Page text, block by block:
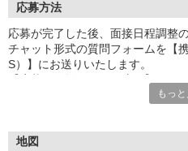
応募方法
応募が完了した後、面接日程調整
チャット形式の質問フォームを【
S）】にお送りいたします。
1.応募…Webもしくはお電話より応
※実技試験はドライバーの職種の
もっ
地図